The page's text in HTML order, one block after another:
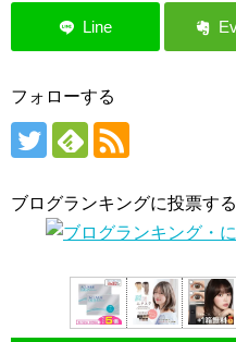
フォローする
ブログランキングに投票する